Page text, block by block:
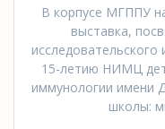
В корпусе МГППУ
выставка,
исследовательского
15-летию НИМЦ
иммунологии имени
школы: